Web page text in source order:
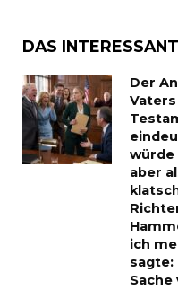
DAS
Der
würde
aber
ich
sagte: